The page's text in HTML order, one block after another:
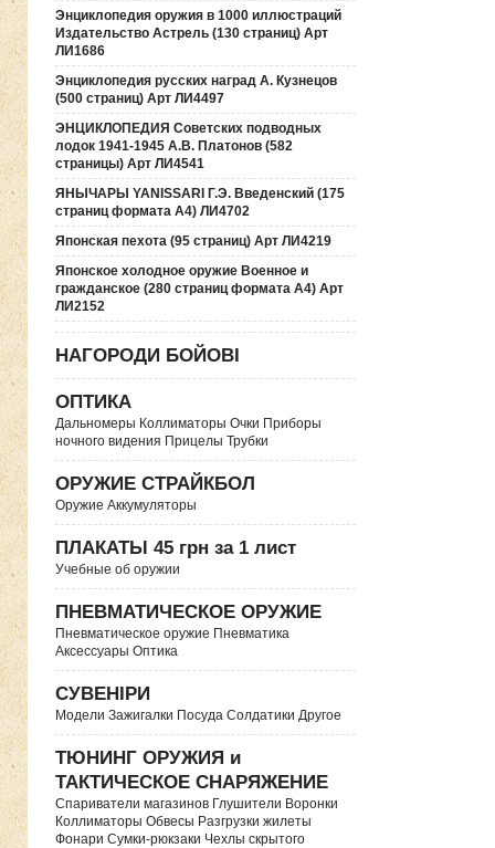
Энциклопедия оружия в 1000 иллюстраций
Издательство Астрель (130 страниц) Арт
ЛИ1686
Энциклопедия русских наград А. Кузнецов
(500 страниц) Арт ЛИ4497
ЭНЦИКЛОПЕДИЯ Советских подводных
лодок 1941-1945 А.В. Платонов (582
страницы) Арт ЛИ4541
ЯНЫЧАРЫ YANISSARI Г.Э. Введенский (175
страниц формата А4) ЛИ4702
Японская пехота (95 страниц) Арт ЛИ4219
Японское холодное оружие Военное и
гражданское (280 страниц формата А4) Арт
ЛИ2152
НАГОРОДИ БОЙОВІ
ОПТИКА
Дальномеры Коллиматоры Очки Приборы
ночного видения Прицелы Трубки
ОРУЖИЕ СТРАЙКБОЛ
Оружие Аккумуляторы
ПЛАКАТЫ 45 грн за 1 лист
Учебные об оружии
ПНЕВМАТИЧЕСКОЕ ОРУЖИЕ
Пневматическое оружие Пневматика
Аксессуары Оптика
СУВЕНІРИ
Модели Зажигалки Посуда Солдатики Другое
ТЮНИНГ ОРУЖИЯ и
ТАКТИЧЕСКОЕ СНАРЯЖЕНИЕ
Спариватели магазинов Глушители Воронки
Коллиматоры Обвесы Разгрузки жилеты
Фонари Сумки-рюкзаки Чехлы скрытого